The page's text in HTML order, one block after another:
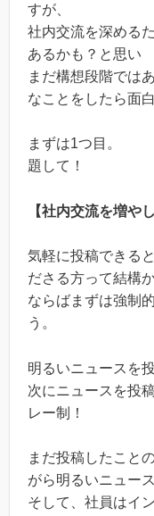
すが、
社内交流を深める
あるかも？と思い
まだ構想段階では
なことをしたら面
まずは1つ目。
題して！
【社内交流を増や
気軽に投稿できる
ださる方って結構
ならばまずは強制
う。
明るいニュースを
次にニュースを投
レー制！
まだ投稿したこと
がら明るいニュー
そして、社員はイ